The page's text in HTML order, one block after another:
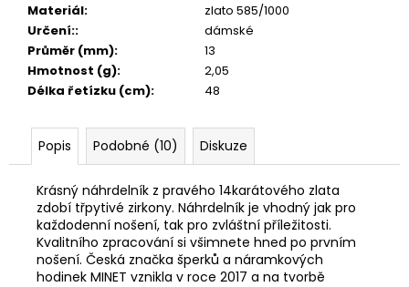
Materiál:
zlato 585/1000
Určení::
dámské
Průměr (mm):
13
Hmotnost (g):
2,05
Délka řetízku (cm): 48
Popis Podobné (10) Diskuze
Krásný náhrdelník z pravého 14karátového zlata
zdobí třpytivé zirkony. Náhrdelník je vhodný jak pro
každodenní nošení, tak pro zvláštní příležitosti.
Kvalitního zpracování si všimnete hned po prvním
nošení. Česká značka šperků a náramkových
hodinek MINET vznikla v roce 2017 a na tvorbě